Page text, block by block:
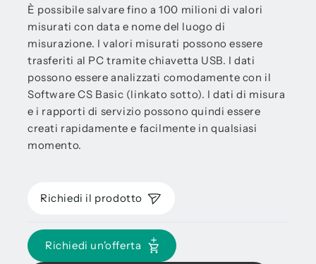
È possibile salvare fino a 100 milioni di valori
misurati con data e nome del luogo di
misurazione. I valori misurati possono essere
trasferiti al PC tramite chiavetta USB. I dati
possono essere analizzati comodamente con il
Software CS Basic (linkato sotto). I dati di misura
e i rapporti di servizio possono quindi essere
creati rapidamente e facilmente in qualsiasi
momento.
Richiedi il prodotto
Richiedi un'offerta